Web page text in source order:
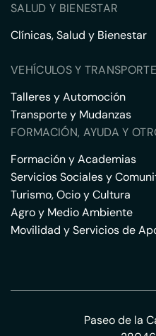
SALUD Y BIENESTAR
Clínicas, Salud y Bienestar
VEHÍCULOS Y TRANSPORTE
Talleres y Automoción
Transporte y Mudanzas
FORMACIÓN, AYUDA Y
Formación y Academias
Servicios Sociales y
Turismo, Ocio y Cultura
Agro y Medio Ambiente
Movilidad y Servicios de
Paseo de la